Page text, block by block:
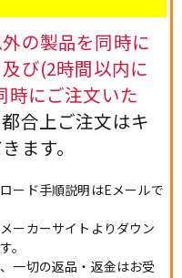
の製品を同時に
び(2時間以内に
時にご注文いた
合上ご注文はキ
ます。
ード手順説明はEメールで
ーカーサイトよりダウン
。
一切の返品・返金はお受